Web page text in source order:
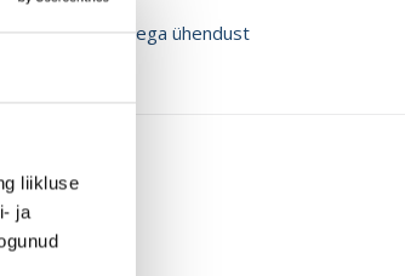
liikluse
ja
Võta meiega ühendust